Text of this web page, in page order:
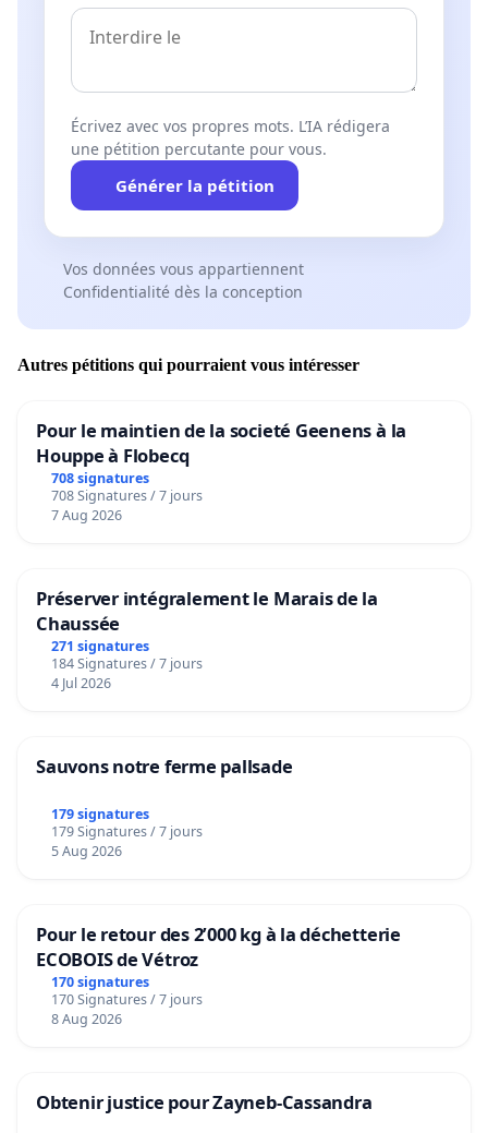
Écrivez avec vos propres mots. L’IA rédigera
une pétition percutante pour vous.
Générer la pétition
Vos données vous appartiennent
Confidentialité dès la conception
Autres pétitions qui pourraient vous intéresser
Pour le maintien de la societé Geenens à la
Houppe à Flobecq
708 signatures
708 Signatures / 7 jours
7 Aug 2026
Préserver intégralement le Marais de la
Chaussée
271 signatures
184 Signatures / 7 jours
4 Jul 2026
Sauvons notre ferme pallsade
179 signatures
179 Signatures / 7 jours
5 Aug 2026
Pour le retour des 2’000 kg à la déchetterie
ECOBOIS de Vétroz
170 signatures
170 Signatures / 7 jours
8 Aug 2026
Obtenir justice pour Zayneb-Cassandra